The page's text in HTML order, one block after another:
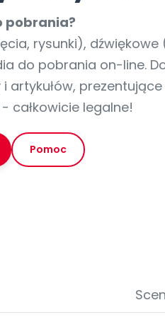
Wydanie
Akademia
E-
∞Pakiet
Pełen
pobrania?
rysunki), dźwiękowe
do pobrania on-line.
artykułów,
całkowicie legalne!
Pomoc